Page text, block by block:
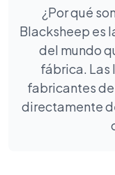
¿Por qué
Blacksheep es
del mundo
fábrica. Las
fabricantes
directamente